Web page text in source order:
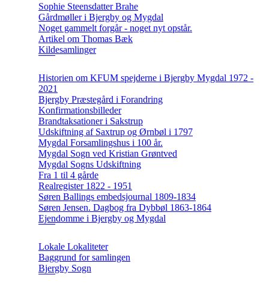
Sophie Steensdatter Brahe
Gårdmøller i Bjergby og Mygdal
Noget gammelt forgår - noget nyt opstår.
Artikel om Thomas Bæk
Kildesamlinger
Historien om KFUM spejderne i Bjergby Mygdal 1972 -
2021
Bjergby Præstegård i Forandring
Konfirmationsbilleder
Brandtaksationer i Sakstrup
Udskiftning af Saxtrup og Ørnbøl i 1797
Mygdal Forsamlingshus i 100 år.
Mygdal Sogn ved Kristian Grøntved
Mygdal Sogns Udskiftning
Fra 1 til 4 gårde
Realregister 1822 - 1951
Søren Ballings embedsjournal 1809-1834
Søren Jensen. Dagbog fra Dybbøl 1863-1864
Ejendomme i Bjergby og Mygdal
Lokale Lokaliteter
Baggrund for samlingen
Bjergby Sogn